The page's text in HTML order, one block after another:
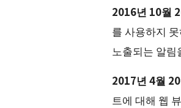
2016년 10월
를 사용하지
노출되는 알
2017년 4월
트에 대해 웹